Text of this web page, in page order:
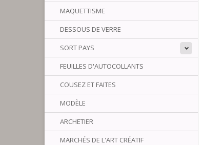
MAQUETTISME
DESSOUS DE VERRE
SORT PAYS
FEUILLES D'AUTOCOLLANTS
COUSEZ ET FAITES
MODÈLE
ARCHETIER
MARCHÉS DE L'ART CRÉATIF